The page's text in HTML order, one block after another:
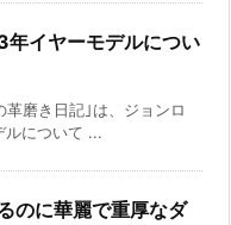
イヤーモデルについ
磨き日記｣は、ジョンロ
ルについて ...
のに華麗で重厚なダ